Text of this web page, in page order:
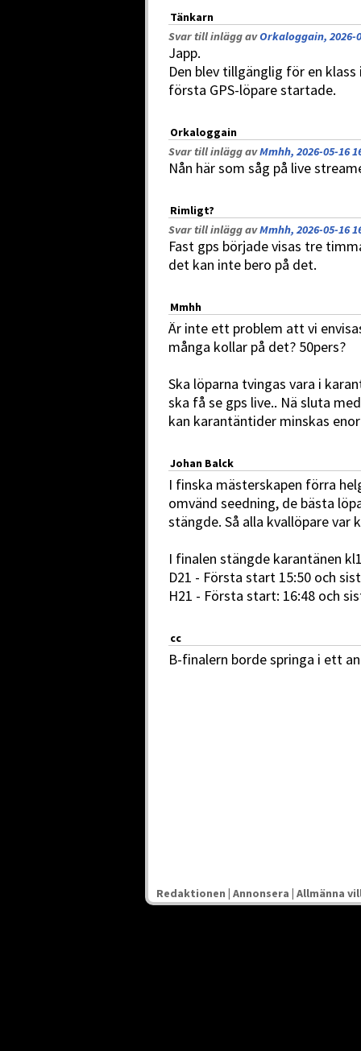
Tänkarn
Svar till inlägg avOrkaloggain, 2026-
Japp.
Den blev tillgänglig för en
första GPS-löpare startade.
Orkaloggain
Svar till inlägg avMmhh, 2026-05-16
Nån här som såg på live
Rimligt?
Svar till inlägg avMmhh, 2026-05-16
Fast gps började visas tre
det kan inte bero på det.
Mmhh
Är inte ett problem att vi
många kollar på det? 50pers?
Ska löparna tvingas vara i
ska få se gps live.. Nä sluta
kan karantäntider minskas
Johan Balck
I finska mästerskapen förra
omvänd seedning, de bästa
stängde. Så alla kvallöpare var
I finalen stängde karantänen
D21 - Första start 15:50 och
H21 - Första start: 16:48 och
cc
B-finalern borde springa i ett
Redaktionen | Annonsera | Allmänna